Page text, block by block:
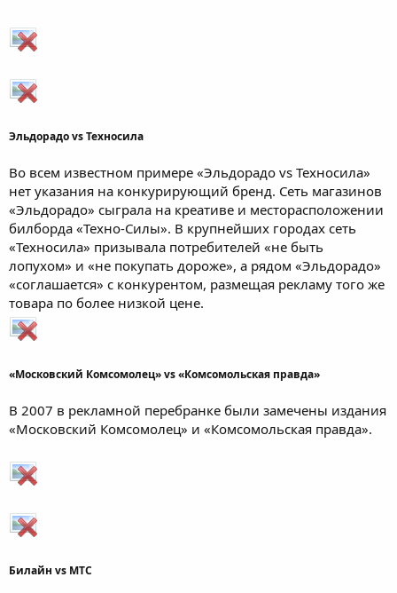
Эльдорадо vs Техносила
Во всем известном примере «Эльдорадо vs Техносила»
нет указания на конкурирующий бренд. Сеть магазинов
«Эльдорадо» сыграла на креативе и месторасположении
билборда «Техно-Силы». В крупнейших городах сеть
«Техносила» призывала потребителей «не быть
лопухом» и «не покупать дороже», а рядом «Эльдорадо»
«соглашается» с конкурентом, размещая рекламу того же
товара по более низкой цене.
«Московский Комсомолец» vs «Комсомольская правда»
В 2007 в рекламной перебранке были замечены издания
«Московский Комсомолец» и «Комсомольская правда».​
Билайн vs МТС